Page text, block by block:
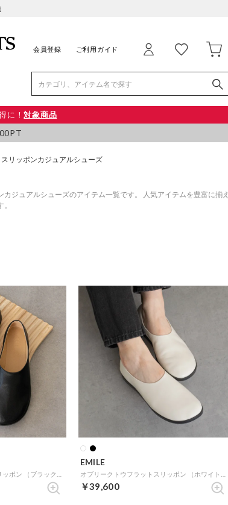
会員登録 ご利用ガイド
に！対象商品
スリッポンカジュアルシューズ
カジュアルシューズのアイテム一覧です。 人気アイテムを豊富に揃え
EMILE
￥39,600